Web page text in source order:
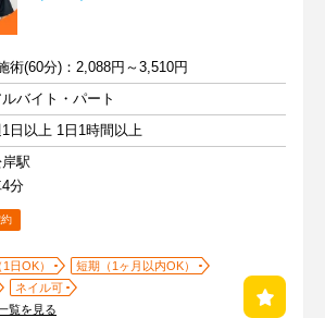
術(60分)：2,088円～3,510円
ルバイト・パート
日以上 1日1時間以上
駅
分
日OK）
短期（1ヶ月以内OK）
ネイル可
覧を見る